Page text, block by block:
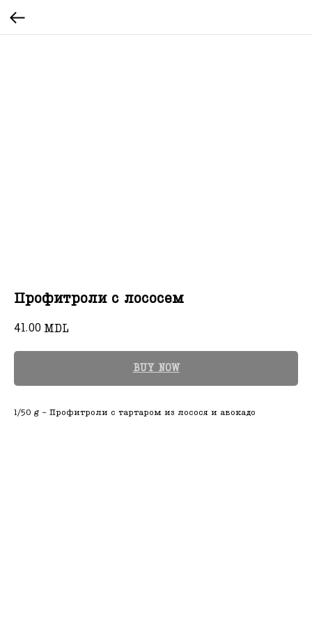
Профитроли с лососем
41.00 MDL
BUY NOW
1/50 g - Профитроли с тартаром из лосося и авокадо